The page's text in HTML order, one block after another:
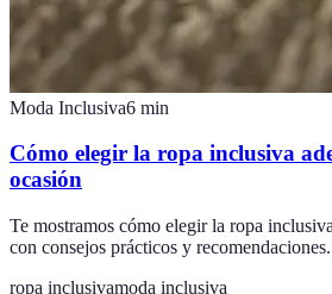
Moda Inclusiva6 min
Cómo elegir la ropa inclusiva
ocasión
Te mostramos cómo elegir la ropa
con consejos prácticos y
ropa inclusivamoda inclusiva